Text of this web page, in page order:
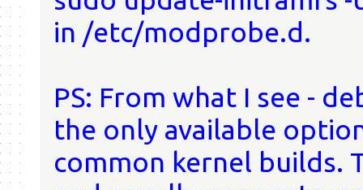
in /etc/modprobe.d.
PS: From what I see -
the only available
common kernel builds.